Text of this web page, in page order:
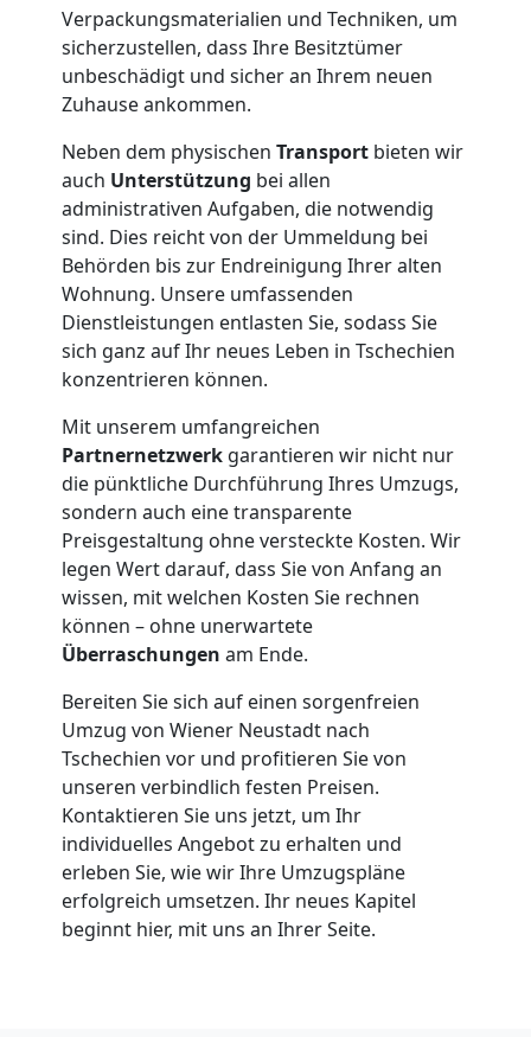
Verpackungsmaterialien und Techniken, um
sicherzustellen, dass Ihre Besitztümer
unbeschädigt und sicher an Ihrem neuen
Zuhause ankommen.
Neben dem physischen Transport bieten wir
auch Unterstützung bei allen
administrativen Aufgaben, die notwendig
sind. Dies reicht von der Ummeldung bei
Behörden bis zur Endreinigung Ihrer alten
Wohnung. Unsere umfassenden
Dienstleistungen entlasten Sie, sodass Sie
sich ganz auf Ihr neues Leben in Tschechien
konzentrieren können.
Mit unserem umfangreichen
Partnernetzwerk garantieren wir nicht nur
die pünktliche Durchführung Ihres Umzugs,
sondern auch eine transparente
Preisgestaltung ohne versteckte Kosten. Wir
legen Wert darauf, dass Sie von Anfang an
wissen, mit welchen Kosten Sie rechnen
können – ohne unerwartete
Überraschungen am Ende.
Bereiten Sie sich auf einen sorgenfreien
Umzug von Wiener Neustadt nach
Tschechien vor und profitieren Sie von
unseren verbindlich festen Preisen.
Kontaktieren Sie uns jetzt, um Ihr
individuelles Angebot zu erhalten und
erleben Sie, wie wir Ihre Umzugspläne
erfolgreich umsetzen. Ihr neues Kapitel
beginnt hier, mit uns an Ihrer Seite.
Umzug
Wiener
Neustadt
Mann
LKW
Möbellift
Wiener
Neustadt
Übersiedlung
Wiener
Neustadt
Klaviertransport